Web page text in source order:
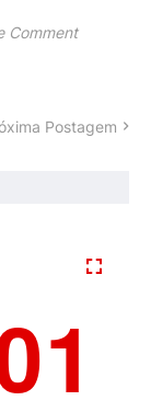
Comment
Postagem